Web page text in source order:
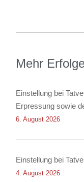
Mehr
Einstellung bei
Erpressung sowie
6. August 2026
Einstellung bei
4. August 2026